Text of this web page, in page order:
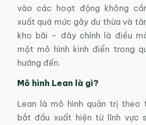
vào các hoạt động không
xuất quá mức gây dư thừa và
kho bãi – đây chính là điều
một mô hình kinh điển trong
hướng đến.
Mô hình Lean là gì?
Lean là mô hình quản trị theo
bắt đầu xuất hiện từ lĩnh vực